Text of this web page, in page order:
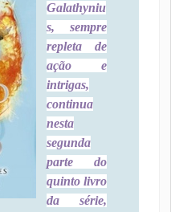
Galathyniu
s, sempre
repleta de
ação e
intrigas,
continua
nesta
segunda
parte do
quinto livro
da série,